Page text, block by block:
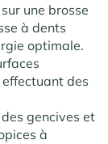
une brosse
à dents
optimale.
des
gencives et
à